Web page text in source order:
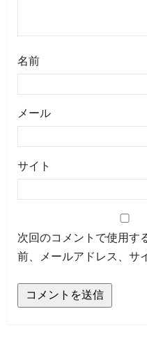
名前
メール
サイト
次回のコメントで使用す
前、メールアドレス、サ